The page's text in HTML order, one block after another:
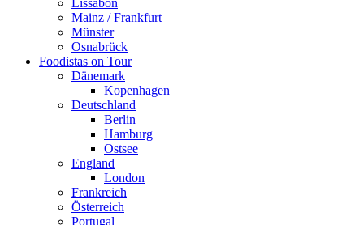
Lissabon
Mainz / Frankfurt
Münster
Osnabrück
Foodistas on Tour
Dänemark
Kopenhagen
Deutschland
Berlin
Hamburg
Ostsee
England
London
Frankreich
Österreich
Portugal